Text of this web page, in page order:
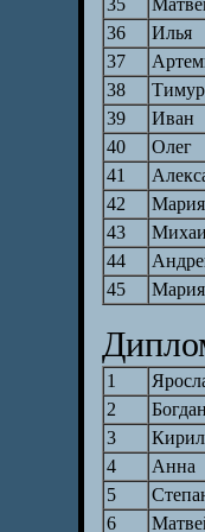
36
Илья
37
38
Тимур
39
Иван
40
Олег
41
42
Мария
43
44
45
Мария
1
2
Богдан
3
4
Анна
5
6